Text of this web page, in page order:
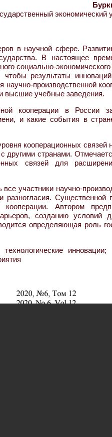
экономический
в научной сфере.
В настоящее
социально-
результаты
производственной
высшие учебные заведения.
кооперации в России
и какие события в
кооперационных
другими странами.
связей для
участники научно-
Существенной
кооперации. Автором
созданию условий
определяющая роль
технологические